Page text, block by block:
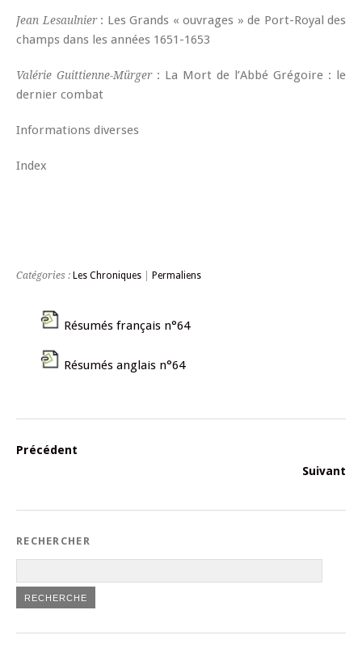
Jean Lesaulnier: Les Grands « ouvrages » de Port-Royal des
champs dans les années 1651-1653
Valérie Guittienne-Mürger: La Mort de l’Abbé Grégoire : le
dernier combat
Informations diverses
Index
Catégories : Les Chroniques Permaliens
Résumés français n°64
Résumés anglais n°64
Précédent
Suivant
RECHERCHER